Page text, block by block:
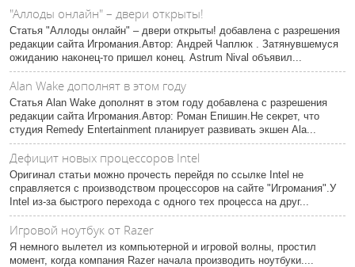
"Аллоды онлайн" – двери открыты!
Статья "Аллоды онлайн" – двери открыты! добавлена с разрешения
редакции сайта Игромания.Автор: Андрей Чаплюк . Затянувшемуся
ожиданию наконец-то пришел конец. Astrum Nival объявил...
Alan Wake дополнят в этом году
Статья Alan Wake дополнят в этом году добавлена с разрешения
редакции сайта Игромания.Автор: Роман Епишин.Не секрет, что
студия Remedy Entertainment планирует развивать экшен Ala...
Дефицит новых процессоров Intel
Оригинал статьи можно прочесть перейдя по ссылке Intel не
справляется с производством процессоров на сайте "Игромания".У
Intel из-за быстрого перехода с одного тех процесса на друг...
Игровой ноутбук от Razer
Я немного вылетел из компьютерной и игровой волны, простил
момент, когда компания Razer начала производить ноутбуки....